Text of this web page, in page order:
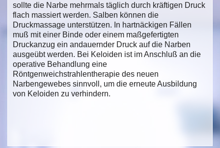
sollte die Narbe mehrmals täglich durch kräftigen Druck
flach massiert werden. Salben können die
Druckmassage unterstützen. In hartnäckigen Fällen
muß mit einer Binde oder einem maßgefertigten
Druckanzug ein andauernder Druck auf die Narben
ausgeübt werden. Bei Keloiden ist im Anschluß an die
operative Behandlung eine
Röntgenweichstrahlentherapie des neuen
Narbengewebes sinnvoll, um die erneute Ausbildung
von Keloiden zu verhindern.